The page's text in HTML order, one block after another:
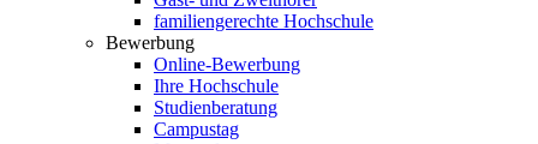
familiengerechte Hochschule
Bewerbung
Online-Bewerbung
Ihre Hochschule
Studienberatung
Campustag